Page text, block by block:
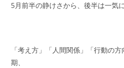
5月前半の静けさから、後半は一気
「考え方」「人間関係」「行動の
期、